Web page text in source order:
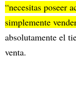
“necesitas poseer
simplemente
absolutamente el
venta.